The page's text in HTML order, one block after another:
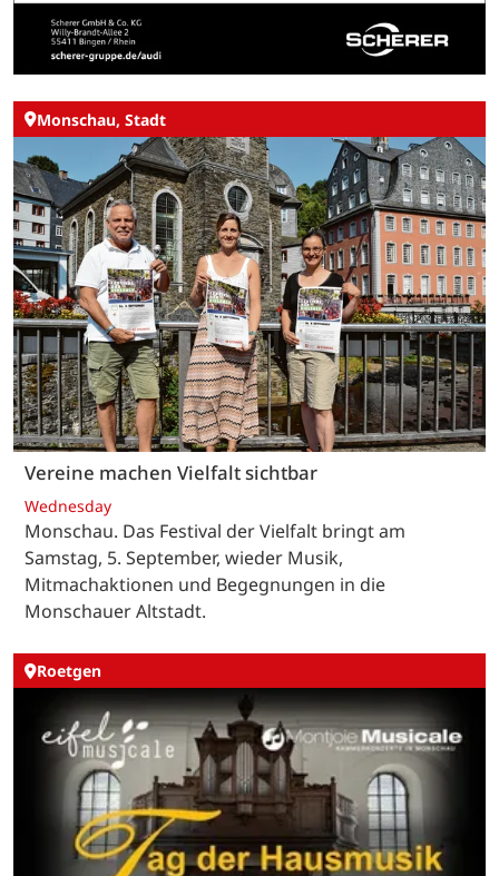
Monschau, Stadt
Vereine machen Vielfalt sichtbar
Wednesday
Monschau. Das Festival der Vielfalt bringt am
Samstag, 5. September, wieder Musik,
Mitmachaktionen und Begegnungen in die
Monschauer Altstadt.
Roetgen